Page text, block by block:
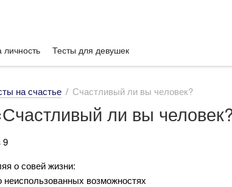
личность Тесты для девушек
на счастье Счастливый ли вы человек?
ли вы
9
о совей жизни:
возможностях